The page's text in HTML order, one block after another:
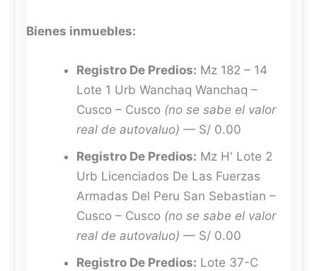
Bienes inmuebles:
Registro De Predios: Mz 182 – 14
Lote 1 Urb Wanchaq Wanchaq –
Cusco – Cusco (no se sabe el valor
real de autovaluo) — S/ 0.00
Registro De Predios: Mz H' Lote 2
Urb Licenciados De Las Fuerzas
Armadas Del Peru San Sebastian –
Cusco – Cusco (no se sabe el valor
real de autovaluo) — S/ 0.00
Registro De Predios: Lote 37-C